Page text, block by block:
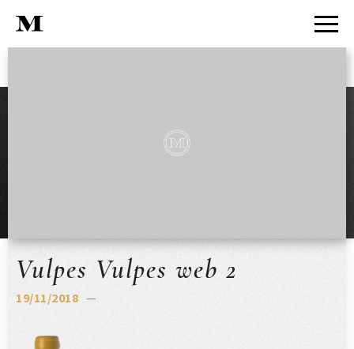
Vulpes Vulpes web 2
19/11/2018